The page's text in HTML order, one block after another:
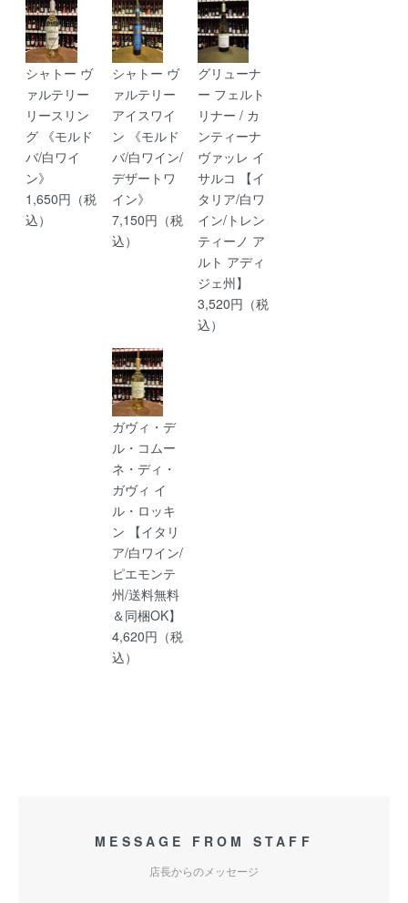
シャトー ヴ
ァルテリー
リースリン
グ 《モルド
バ/白ワイ
ン》
1,650円（税
込）
シャトー ヴ
ァルテリー
アイスワイ
ン 《モルド
バ/白ワイン/
デザートワ
イン》
7,150円（税
込）
グリューナ
ー フェルト
リナー / カ
ンティーナ
ヴァッレ イ
サルコ 【イ
タリア/白ワ
イン/トレン
ティーノ ア
ルト アディ
ジェ州】
3,520円（税
込）
ガヴィ・デ
ル・コムー
ネ・ディ・
ガヴィ イ
ル・ロッキ
ン 【イタリ
ア/白ワイン/
ピエモンテ
州/送料無料
＆同梱OK】
4,620円（税
込）
MESSAGE FROM STAFF
店長からのメッセージ